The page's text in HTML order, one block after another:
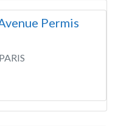
Permis